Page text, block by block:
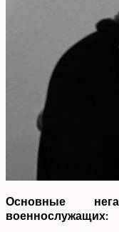
Основные
военнослужащих: